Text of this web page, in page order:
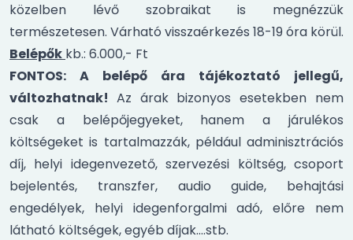
közelben lévő szobraikat is megnézzük
természetesen. Várható visszaérkezés 18-19 óra körül.
Belépők kb.: 6.000,- Ft
FONTOS: A belépő ára tájékoztató jellegű,
változhatnak! Az árak bizonyos esetekben nem
csak a belépőjegyeket, hanem a járulékos
költségeket is tartalmazzák, például adminisztrációs
díj, helyi idegenvezető, szervezési költség, csoport
bejelentés, transzfer, audio guide, behajtási
engedélyek, helyi idegenforgalmi adó, előre nem
látható költségek, egyéb díjak….stb.